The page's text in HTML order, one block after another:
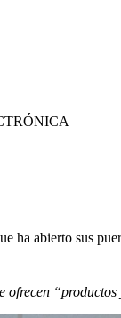
ha abierto sus
ofrecen